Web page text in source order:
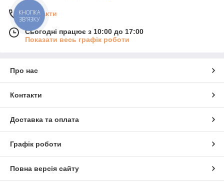
Контакти
Сьогодні працює з 10:00 до 17:00
Показати весь графік роботи
Про нас
Контакти
Доставка та оплата
Графік роботи
Повна версія сайту
КНОПКА
ЗВ'ЯЗКУ